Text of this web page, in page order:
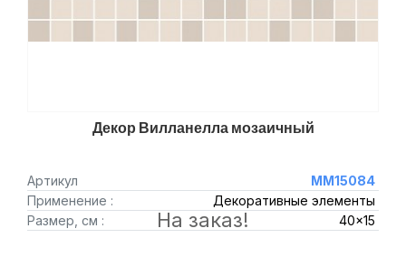
Декор Вилланелла мозаичный
Артикул
MM15084
Применение :
Декоративные элементы
Размер, см :
40x15
На заказ!